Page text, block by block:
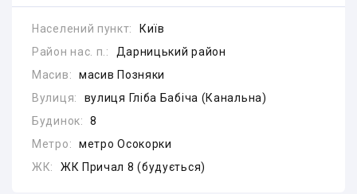
Населений пункт:
Київ
Район нас. п.:
Дарницький район
Масив:
масив Позняки
Вулиця:
вулиця Гліба Бабіча (Канальна)
Будинок:
8
Метро:
метро Осокорки
ЖК:
ЖК Причал 8 (будується)